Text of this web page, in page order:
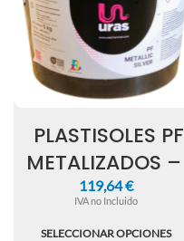
PLASTISOLES PF
METALIZADOS –
119,64€
IVA no Incluido
SELECCIONAR OPCIONES